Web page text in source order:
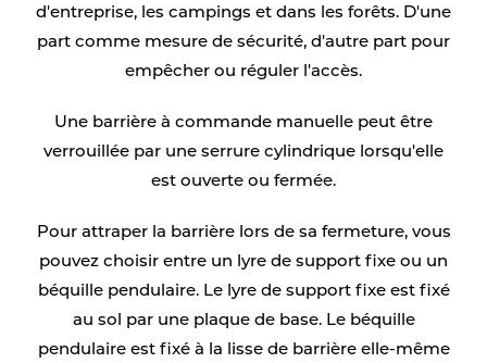
d'entreprise, les campings et dans les forêts. D'une
part comme mesure de sécurité, d'autre part pour
empêcher ou réguler l'accès.
Une barrière à commande manuelle peut être
verrouillée par une serrure cylindrique lorsqu'elle
est ouverte ou fermée.
Pour attraper la barrière lors de sa fermeture, vous
pouvez choisir entre un lyre de support fixe ou un
béquille pendulaire. Le lyre de support fixe est fixé
au sol par une plaque de base. Le béquille
pendulaire est fixé à la lisse de barrière elle-même